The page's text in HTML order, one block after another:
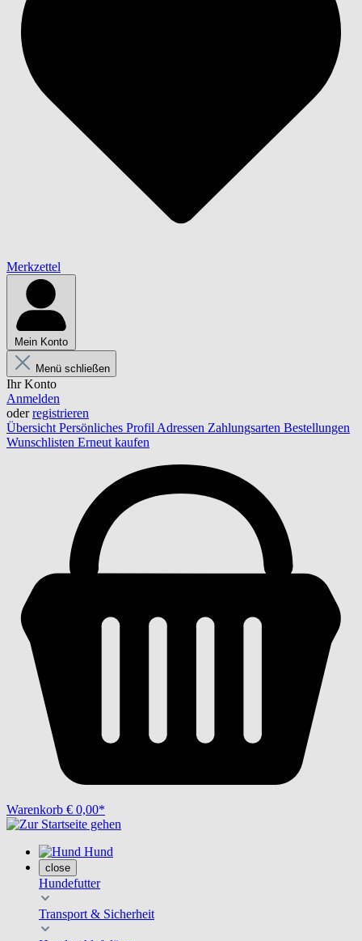
Merkzettel
Mein Konto
Menü schließen
Ihr Konto
Anmelden
oderregistrieren
Übersicht Persönliches Profil Adressen Zahlungsarten Bestellungen
Wunschlisten Erneut kaufen
Warenkorb € 0,00*
Hund
close
Hundefutter
Transport & Sicherheit